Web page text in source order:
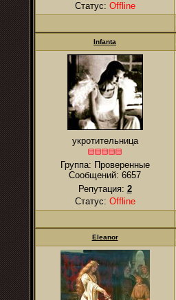
Статус: Offline
Infanta
укротительница
Группа: Проверенные
Сообщений: 6657
Репутация: 2
Статус: Offline
Eleanor